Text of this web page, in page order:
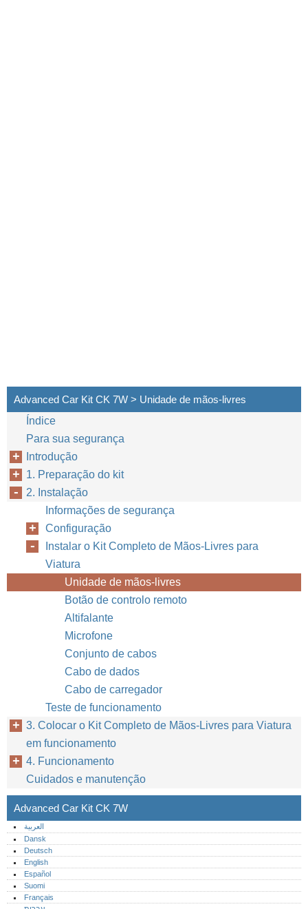
Advanced Car Kit CK 7W > Unidade de mãos-livres
Índice
Para sua segurança
Introdução
1. Preparação do kit
2. Instalação
Informações de segurança
Configuração
Instalar o Kit Completo de Mãos-Livres para
Viatura
Unidade de mãos-livres
Botão de controlo remoto
Altifalante
Microfone
Conjunto de cabos
Cabo de dados
Cabo de carregador
Teste de funcionamento
3. Colocar o Kit Completo de Mãos-Livres para Viatura
em funcionamento
4. Funcionamento
Cuidados e manutenção
Advanced Car Kit CK 7W
العربية
Dansk
Deutsch
English
Español
Suomi
Français